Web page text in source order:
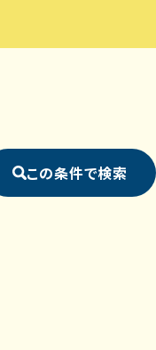
この条件で検索